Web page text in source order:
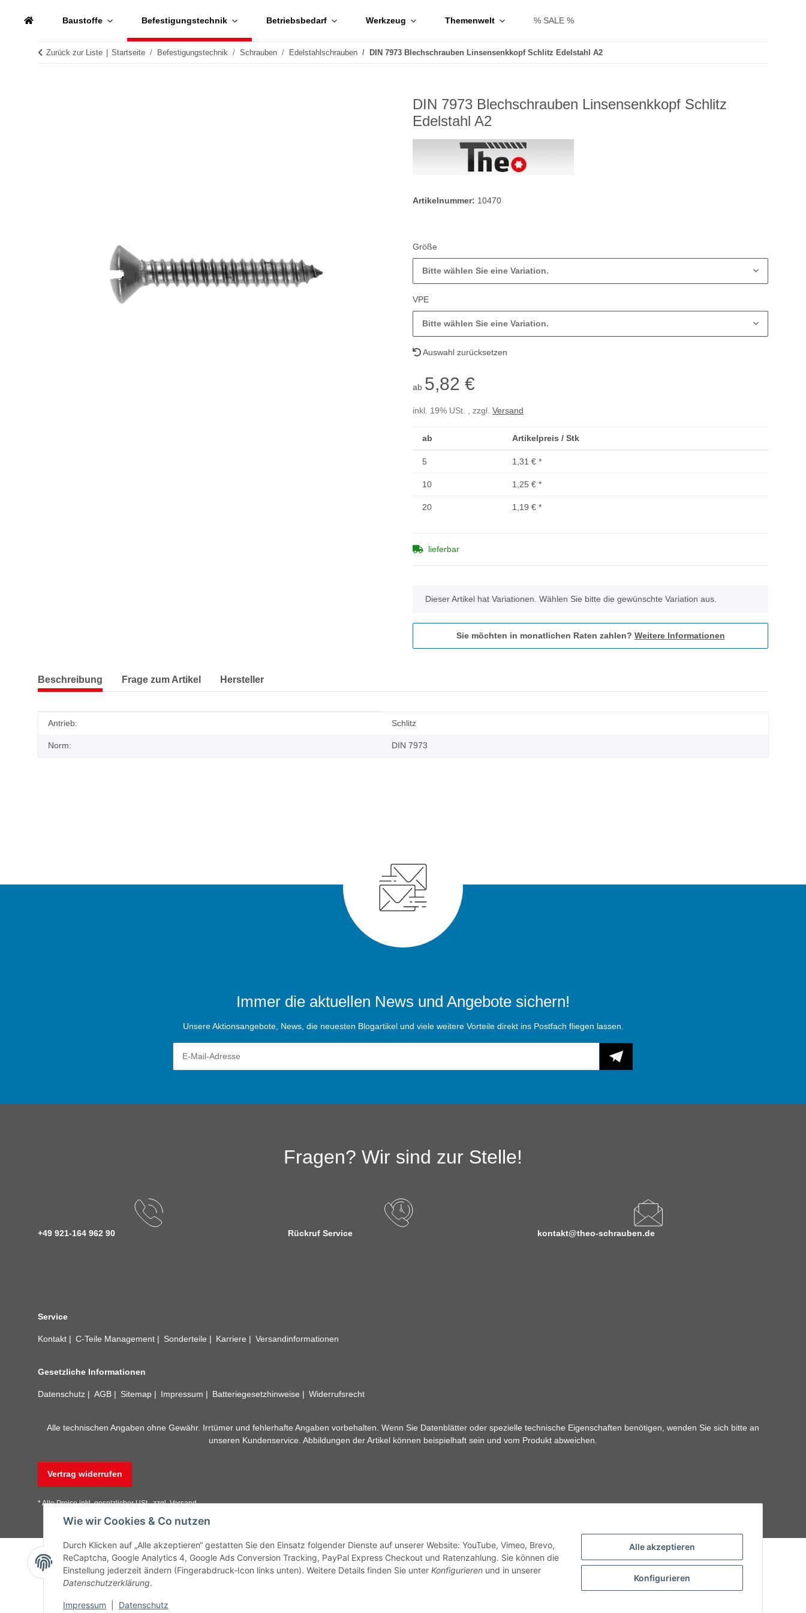
Alle akzeptieren
Konfigurieren
Wie wir Cookies & Co nutzen
Durch Klicken auf „Alle akzeptieren“ gestatten Sie den Einsatz folgender Dienste auf unserer Website: YouTube, Vimeo, Brevo,
ReCaptcha, Google Analytics 4, Google Ads Conversion Tracking, PayPal Express Checkout und Ratenzahlung. Sie können die
Einstellung jederzeit ändern (Fingerabdruck-Icon links unten). Weitere Details finden Sie unter Konfigurieren und in unserer
Datenschutzerklärung.
Impressum Datenschutz
Baustoffe Befestigungstechnik Betriebsbedarf Werkzeug Themenwelt % SALE %
Zurück zur Liste Startseite Befestigungstechnik Schrauben Edelstahlschrauben DIN 7973 Blechschrauben Linsensenkkopf Schlitz Edelstahl A2
DIN 7973 Blechschrauben Linsensenkkopf Schlitz
Edelstahl A2
Artikelnummer: 10470
Größe
Bitte wählen Sie eine Variation.
VPE
Bitte wählen Sie eine Variation.
Auswahl zurücksetzen
ab 5,82 €
inkl. 19% USt. , zzgl. Versand
ab Artikelpreis / Stk
5 1,31 € *
10 1,25 € *
20 1,19 € *
lieferbar
x
Dieser Artikel hat Variationen. Wählen Sie bitte die gewünschte Variation aus.
Sie möchten in monatlichen Raten zahlen? Weitere Informationen
Beschreibung Frage zum Artikel Hersteller
Produkteigenschaft
Wert
Antrieb: Schlitz
Norm: DIN 7973
Immer die aktuellen News und Angebote sichern!
Unsere Aktionsangebote, News, die neuesten Blogartikel und viele weitere Vorteile direkt ins Postfach fliegen lassen.
Fragen? Wir sind zur Stelle!
+49 921-164 962 90 Rückruf Service kontakt@theo-schrauben.de
Service
Kontakt C-Teile Management Sonderteile Karriere Versandinformationen
Gesetzliche Informationen
Datenschutz AGB Sitemap Impressum Batteriegesetzhinweise Widerrufsrecht
Alle technischen Angaben ohne Gewähr. Irrtümer und fehlerhafte Angaben vorbehalten. Wenn Sie Datenblätter oder spezielle technische Eigenschaften benötigen, wenden Sie sich bitte an
unseren Kundenservice. Abbildungen der Artikel können beispielhaft sein und vom Produkt abweichen.
Vertrag widerrufen
* Alle Preise inkl. gesetzlicher USt., zzgl.Versand